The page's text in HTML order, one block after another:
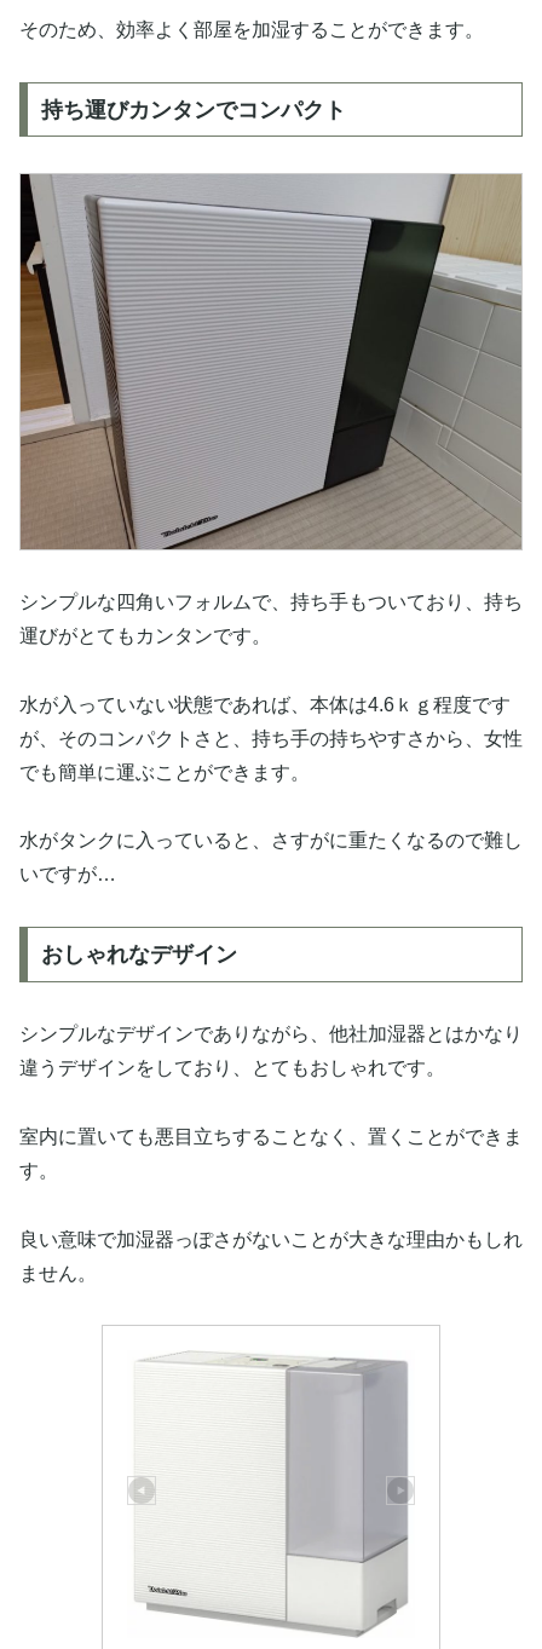
そのため、効率よく部屋を加湿することができます。
持ち運びカンタンでコンパクト
シンプルな四角いフォルムで、持ち手もついており、持ち
運びがとてもカンタンです。
水が入っていない状態であれば、本体は4.6ｋｇ程度です
が、そのコンパクトさと、持ち手の持ちやすさから、女性
でも簡単に運ぶことができます。
水がタンクに入っていると、さすがに重たくなるので難し
いですが…
おしゃれなデザイン
シンプルなデザインでありながら、他社加湿器とはかなり
違うデザインをしており、とてもおしゃれです。
室内に置いても悪目立ちすることなく、置くことができま
す。
良い意味で加湿器っぽさがないことが大きな理由かもしれ
ません。